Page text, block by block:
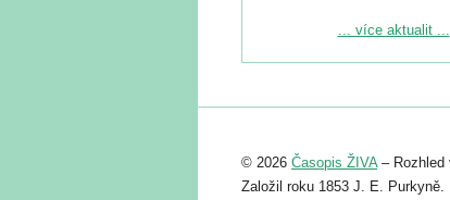
Podrobnější informace ke
Registrovat se můžete do 6.
abstraktu přihlášené
posteru je už 30. června.
... více aktualit ...
© 2026 Časopis ŽIVA– Rozhled
Založil roku 1853 J. E. Purkyně.